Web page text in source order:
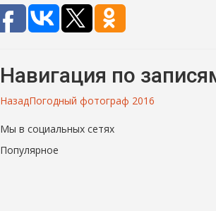
Навигация по
НазадПогодный фотограф 2016
Мы в социальных сетях
Популярное